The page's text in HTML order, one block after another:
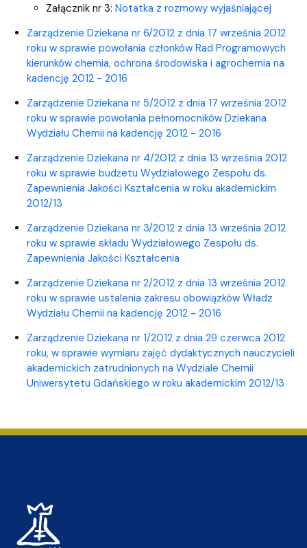
Załącznik nr 3: Notatka z rozmowy wyjaśniającej
Zarządzenie Dziekana nr 6/2012 z dnia 17 września 2012
roku w sprawie powołania członków Rad Programowych
kierunków chemia, ochrona środowiska i agrochemia na
kadencję 2012 - 2016
Zarządzenie Dziekana nr 5/2012 z dnia 17 września 2012
roku w sprawie powołania pełnomocników Dziekana
Wydziału Chemii na kadencję 2012 - 2016
Zarządzenie Dziekana nr 4/2012 z dnia 13 września 2012
roku w sprawie budżetu Wydziałowego Zespołu ds.
Zapewnienia Jakości Kształcenia w roku akademickim
2012/13
Zarządzenie Dziekana nr 3/2012 z dnia 13 września 2012
roku w sprawie składu Wydziałowego Zespołu ds.
Zapewnienia Jakości Kształcenia
Zarządzenie Dziekana nr 2/2012 z dnia 13 września 2012
roku w sprawie ustalenia zakresu obowiązków Władz
Wydziału Chemii na kadencję 2012 - 2016
Zarządzenie Dziekana nr 1/2012 z dnia 29 czerwca 2012
roku, w sprawie wymiaru zajęć dydaktycznych nauczycieli
akademickich zatrudnionych na Wydziale Chemii
Uniwersytetu Gdańskiego w roku akademickim 2012/13